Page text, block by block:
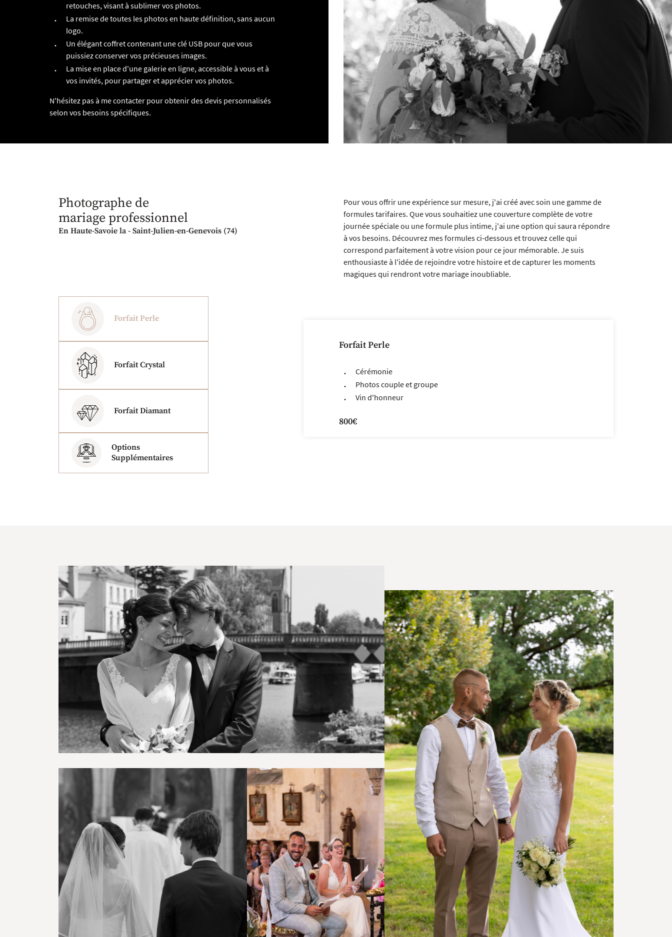
retouches, visant à sublimer vos photos.
La remise de toutes les photos en haute définition, sans aucun
logo.
Un élégant coffret contenant une clé USB pour que vous
puissiez conserver vos précieuses images.
La mise en place d'une galerie en ligne, accessible à vous et à
vos invités, pour partager et apprécier vos photos.
N'hésitez pas à me contacter pour obtenir des devis personnalisés
selon vos besoins spécifiques.
Photographe de
mariage professionnel
En Haute-Savoie la - Saint-Julien-en-Genevois (74)
Forfait Perle
Forfait Crystal
Forfait Diamant
Options
Supplémentaires
Pour vous offrir une expérience sur mesure, j'ai créé avec soin une gamme de
formules tarifaires. Que vous souhaitiez une couverture complète de votre
journée spéciale ou une formule plus intime, j'ai une option qui saura répondre
à vos besoins. Découvrez mes formules ci-dessous et trouvez celle qui
correspond parfaitement à votre vision pour ce jour mémorable. Je suis
enthousiaste à l'idée de rejoindre votre histoire et de capturer les moments
magiques qui rendront votre mariage inoubliable.
Forfait Perle
Cérémonie
Photos couple et groupe
Vin d'honneur
800€